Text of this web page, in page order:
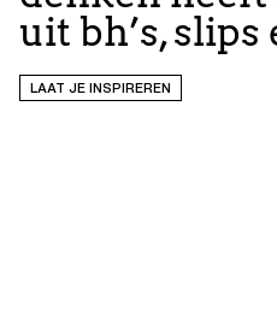
uit bh’s,
LAAT JE INSPIREREN